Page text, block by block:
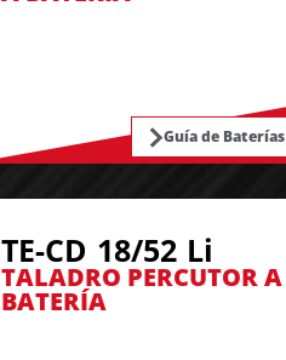
Guía de Baterías
TE-CD 18/52 Li
TALADRO PERCUTOR A
BATERÍA